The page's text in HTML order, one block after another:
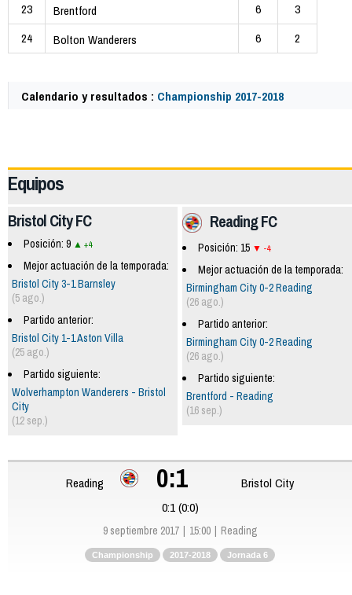
23
Brentford 6
3
24
Bolton Wanderers 6 2
Calendario y resultados : Championship 2017-2018
Equipos
Reading FC
Posición: 15 -4
Mejor actuación de la temporada:
Birmingham City 0-2 Reading
(26 ago.)
Partido anterior:
Birmingham City 0-2 Reading
(26 ago.)
Partido siguiente:
Brentford - Reading
(16 sep.)
Bristol City FC
Posición: 9 +4
Mejor actuación de la temporada:
Bristol City 3-1 Barnsley
(5 ago.)
Partido anterior:
Bristol City 1-1 Aston Villa
(25 ago.)
Partido siguiente:
Wolverhampton Wanderers - Bristol
City
(12 sep.)
Reading 0:1
Bristol City
0:1 (0:0)
9 septiembre 2017 15:00 Reading
Championship 2017-2018 Jornada 6